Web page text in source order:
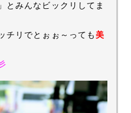
とみんなビックリしてま
チリでとぉぉ～っても美